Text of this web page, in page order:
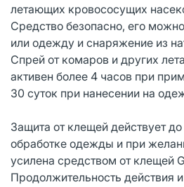
летающих кровососущих
Средство безопасно, его
или одежду и снаряжение из
Спрей от комаров и других
активен более 4 часов при
30 суток при нанесении на
Защита от клещей действует
обработке одежды и при
усилена средством от клещей
Продолжительность действия